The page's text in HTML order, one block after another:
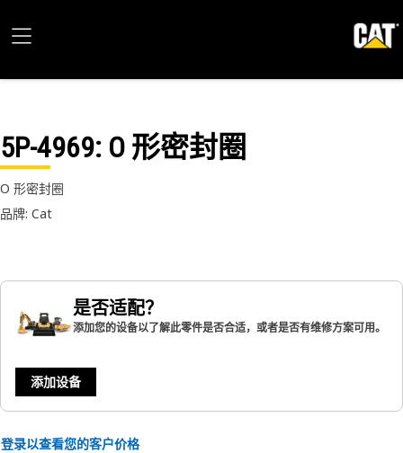
5P-4969: O 形密封圈
O 形密封圈
品牌: Cat
是否适配？
添加您的设备以了解此零件是否合适，或者是否有维修方案可用。
添加设备
登录以查看您的客户价格